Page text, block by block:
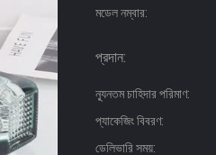
মডেল নম্বার:
প্রদান:
ন্যূনতম চাহিদার পরিমাণ:
প্যাকেজিং বিবরণ:
ডেলিভারি সময়: